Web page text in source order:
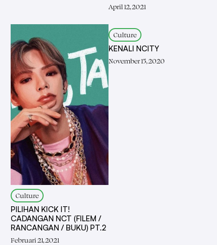
April 12, 2021
Culture
PILIHAN KICK IT!
CADANGAN NCT (FILEM /
RANCANGAN / BUKU) PT.2
Februari 21, 2021
Culture
KENALI NCITY
November 15, 2020